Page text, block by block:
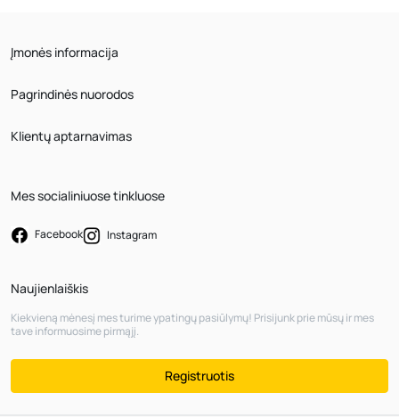
Įmonės informacija
Pagrindinės nuorodos
Klientų aptarnavimas
Mes socialiniuose tinkluose
Facebook Instagram
Naujienlaiškis
Kiekvieną mėnesį mes turime ypatingų pasiūlymų! Prisijunk prie mūsų ir mes
tave informuosime pirmąjį.
Registruotis